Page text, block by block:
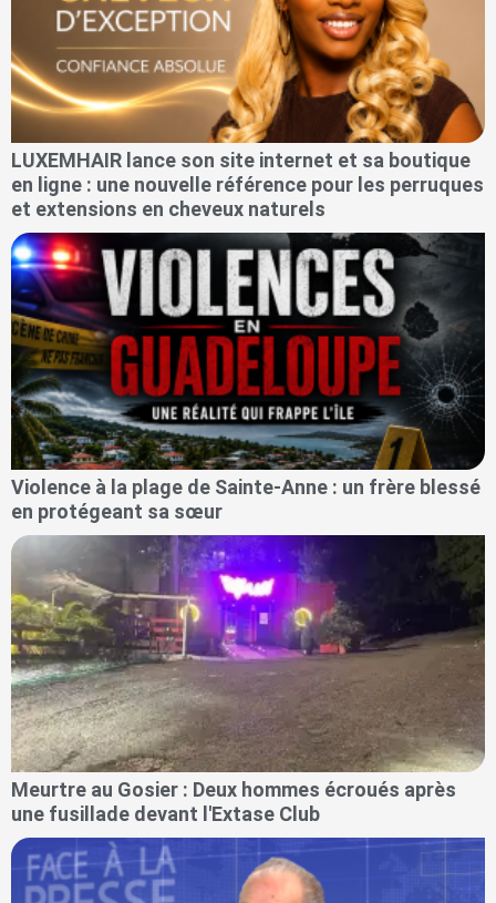
LUXEMHAIR lance son site internet et sa boutique
en ligne : une nouvelle référence pour les perruques
et extensions en cheveux naturels
Violence à la plage de Sainte-Anne : un frère blessé
en protégeant sa sœur
Meurtre au Gosier : Deux hommes écroués après
une fusillade devant l'Extase Club